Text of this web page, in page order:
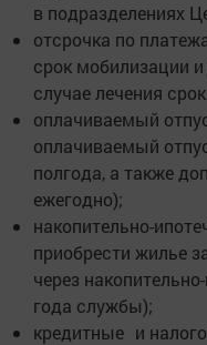
в подразделениях
отсрочка по
срок мобилизации
случае лечения
оплачиваемый
оплачиваемый
полгода, а также
ежегодно);
накопительно-
приобрести жилье
через
года службы);
кредитные и